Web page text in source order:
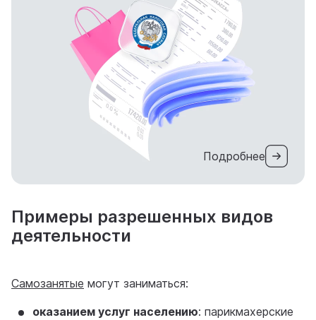
Подробнее
Примеры разрешенных видов
деятельности
Самозанятые могут заниматься:
оказанием услуг населению: парикмахерские